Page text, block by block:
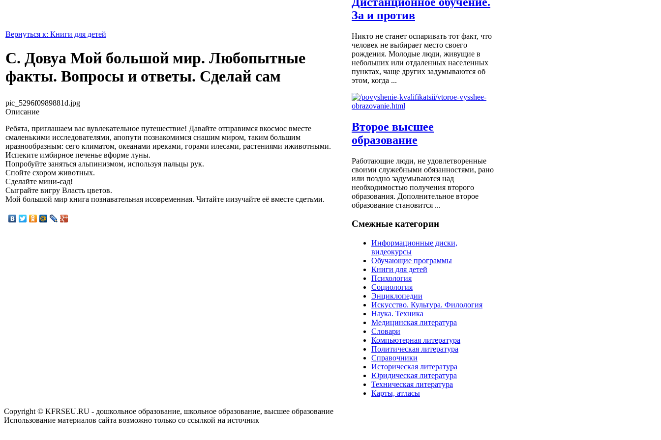
Вернуться к: Книги для детей
С. Довуа Мой большой мир. Любопытные
факты. Вопросы и ответы. Сделай сам
pic_5296f0989881d.jpg
Описание
Ребята, приглашаем вас вувлекательное путешествие! Давайте отправимся вкосмос вместе
смаленькими исследователями, апопути познакомимся снашим миром, таким большим
иразнообразным: сего климатом, океанами иреками, горами илесами, растениями иживотными.
Испеките имбирное печенье вформе луны.
Попробуйте заняться альпинизмом, используя пальцы рук.
Спойте схором животных.
Сделайте мини-сад!
Сыграйте вигру Власть цветов.
Мой большой мир книга познавательная исовременная. Читайте иизучайте её вместе сдетьми.
За и против
Никто не станет оспаривать тот факт, что
человек не выбирает место своего
рождения. Молодые люди, живущие в
небольших или отдаленных населенных
пунктах, чаще других задумываются об
этом, когда ...
Второе высшее
образование
Работающие люди, не удовлетворенные
своими служебными обязанностями, рано
или поздно задумываются над
необходимостью получения второго
образования. Дополнительное второе
образование становится ...
Смежные категории
Информационные диски,
видеокурсы
Обучающие программы
Книги для детей
Психология
Социология
Энциклопедии
Искусство. Культура. Филология
Наука. Техника
Медицинская литература
Словари
Компьютерная литература
Политическая литература
Справочники
Историческая литература
Юридическая литература
Техническая литература
Карты, атласы
Copyright © KFRSEU.RU - дошкольное образование, школьное образование, высшее образование
Использование материалов сайта возможно только со ссылкой на источник